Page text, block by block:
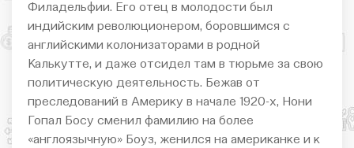
Филадельфии. Его отец в молодости был
индийским революционером, боровшимся с
английскими колонизаторами в родной
Калькутте, и даже отсидел там в тюрьме за свою
политическую деятельность. Бежав от
преследований в Америку в начале 1920-х, Нони
Гопал Босу сменил фамилию на более
«англоязычную» Боуз, женился на американке и к